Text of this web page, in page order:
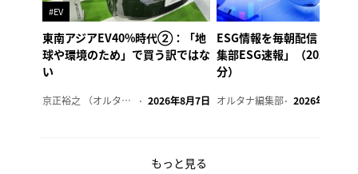
#EV
東南アジアEV40%時代②：「地
球や環境のため」で買う訳ではな
い
京正裕之 （オルタナ副編集長） 2026年8月7日
ESG情報を毎朝配信「オル
集部ESG速報」（2026年8
分）
オルタナ編集部 2026年8月7日
もっと見る